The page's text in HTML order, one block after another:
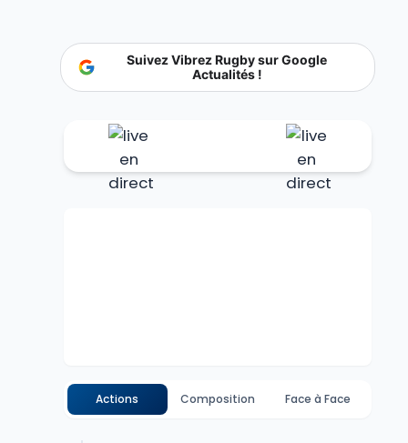
Suivez Vibrez Rugby sur Google
Actualités !
Actions Composition Face à Face